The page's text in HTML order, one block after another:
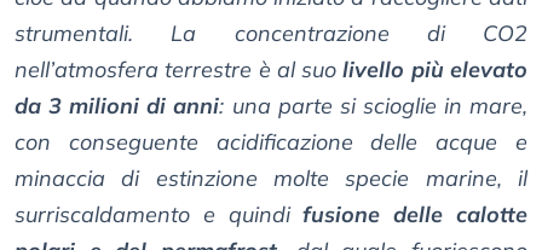
strumentali. La concentrazione di CO2
nell’atmosfera terrestre è al suolivello più elevato
da 3 milioni di anni: una parte si scioglie in mare,
con conseguente acidificazione delle acque e
minaccia di estinzione molte specie marine, il
surriscaldamento e quindifusione delle calotte